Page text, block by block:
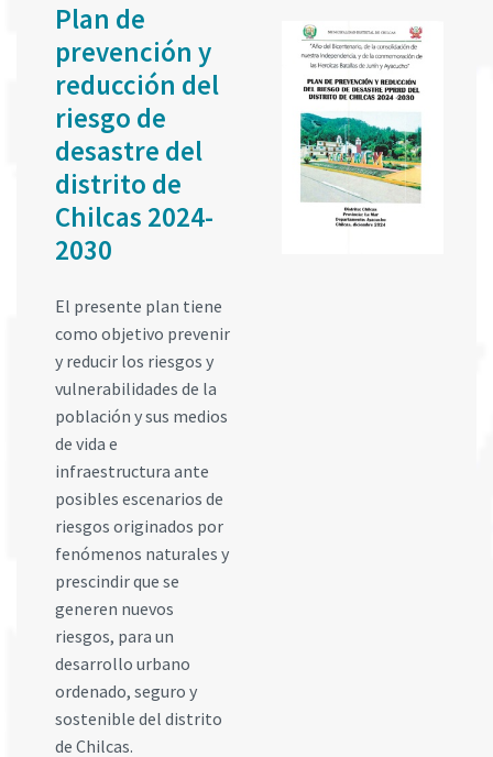
Plan de
prevención y
reducción del
riesgo de
desastre del
distrito de
Chilcas 2024-
2030
El presente plan tiene
como objetivo prevenir
y reducir los riesgos y
vulnerabilidades de la
población y sus medios
de vida e
infraestructura ante
posibles escenarios de
riesgos originados por
fenómenos naturales y
prescindir que se
generen nuevos
riesgos, para un
desarrollo urbano
ordenado, seguro y
sostenible del distrito
de Chilcas.